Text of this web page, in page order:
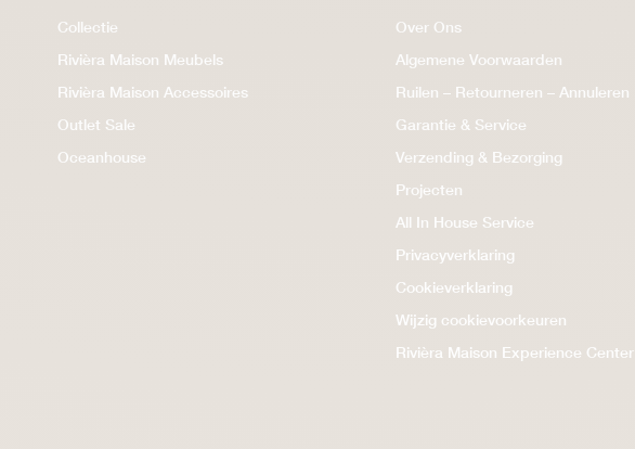
Collectie
Rivièra Maison Meubels
Rivièra Maison Accessoires
Outlet Sale
Oceanhouse
Over Ons
Algemene Voorwaarden
Ruilen – Retourneren – Annuleren
Garantie & Service
Verzending & Bezorging
Projecten
All In House Service
Privacyverklaring
Cookieverklaring
Wijzig cookievoorkeuren
Rivièra Maison Experience Center